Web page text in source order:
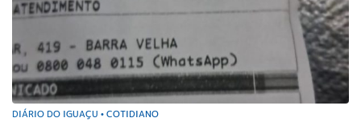
DIÁRIO DO IGUAÇU • COTIDIANO